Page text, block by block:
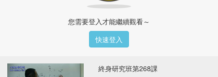
您需要登入才能繼續觀看～
快速登入
終身研究班第268課